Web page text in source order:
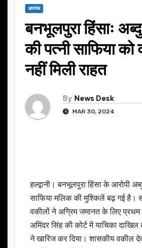
अपराध
बनभूलपुरा हिंसाः
की पत्नी साफिया को
नहीं मिली राहत
By News Desk
MAR 30, 2024
हल्द्वानी। बनभूलपुरा हिंसा के आरोपी
साफिया मलिक की मुश्किलें बढ़ गई है।
वकीलों ने अग्रिम जमानत के लिए
अमिंदर सिंह की कोर्ट में याचिका दाखिल
ने खारिज कर दिया। शासकीय वकील